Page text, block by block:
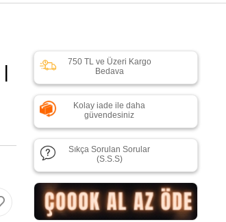
750 TL ve Üzeri Kargo
Bedava
Kolay iade ile daha
güvendesiniz
Sıkça Sorulan Sorular
(S.S.S)